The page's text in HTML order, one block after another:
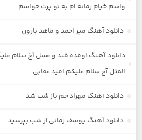
واسم خیام زمانه ام به تو پرت حواسم
دانلود آهنگ میر احمد و ماهد بارون
دانلود آهنگ اومده قند و عسل آخ سلام
المثل آخ سلام علیکم امید عقابی
دانلود آهنگ مهراد جم باز شب شد
دانلود آهنگ یوسف زمانی از شب بپرسید